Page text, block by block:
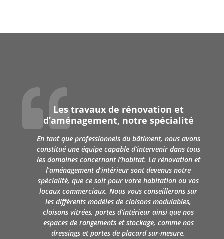
Les travaux de rénovation et
d’aménagement, notre spécialité
En tant que professionnels du bâtiment, nous avons
constitué une équipe capable d’intervenirdans tous
les domaines concernant l’habitat. La rénovation et
l’aménagement d’intérieur sontdevenus notre
spécialité, que ce soit pour votre habitation ou vos
locaux commerciaux. Nous vous conseillerons sur
les différents modèles de cloisons modulables,
cloisons vitrées, portes d’intérieur ainsi que nos
espaces de rangements et stockage, comme nos
dressings et portes de placard sur-mesure.
